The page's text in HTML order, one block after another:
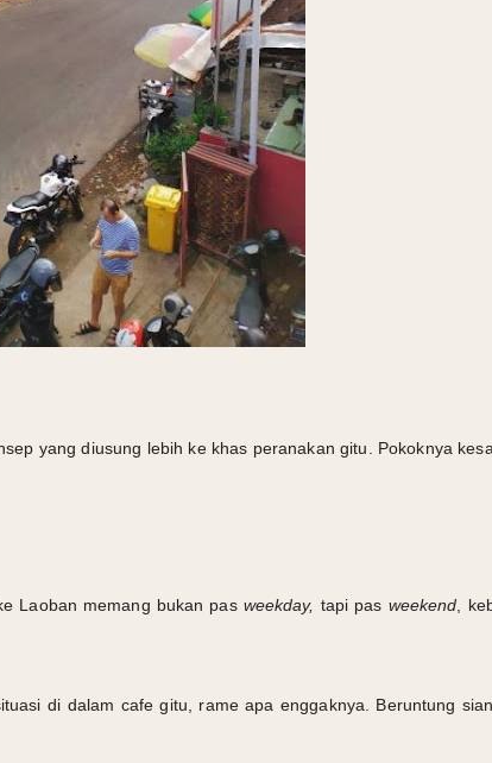
yang diusung lebih ke khas peranakan gitu. Pokoknya
Laoban memang bukan pas weekday, tapi pas weekend ,
di dalam cafe gitu, rame apa enggaknya. Beruntung